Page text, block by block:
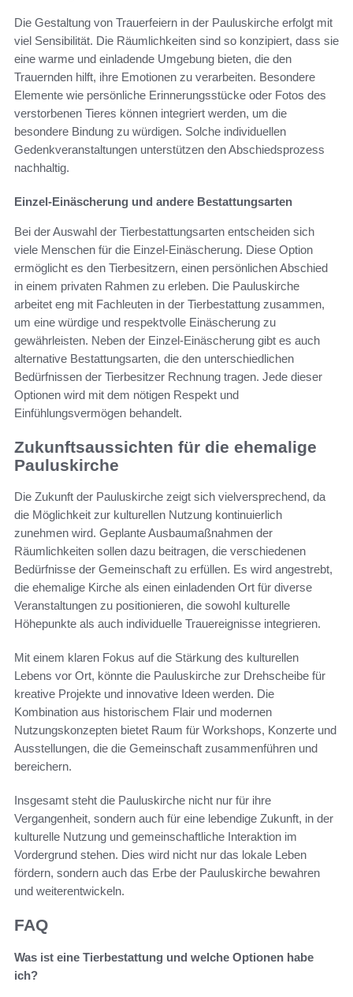
Die Gestaltung von Trauerfeiern in der Pauluskirche erfolgt mit
viel Sensibilität. Die Räumlichkeiten sind so konzipiert, dass sie
eine warme und einladende Umgebung bieten, die den
Trauernden hilft, ihre Emotionen zu verarbeiten. Besondere
Elemente wie persönliche Erinnerungsstücke oder Fotos des
verstorbenen Tieres können integriert werden, um die
besondere Bindung zu würdigen. Solche individuellen
Gedenkveranstaltungen unterstützen den Abschiedsprozess
nachhaltig.
Einzel-Einäscherung und andere Bestattungsarten
Bei der Auswahl der Tierbestattungsarten entscheiden sich
viele Menschen für die Einzel-Einäscherung. Diese Option
ermöglicht es den Tierbesitzern, einen persönlichen Abschied
in einem privaten Rahmen zu erleben. Die Pauluskirche
arbeitet eng mit Fachleuten in der Tierbestattung zusammen,
um eine würdige und respektvolle Einäscherung zu
gewährleisten. Neben der Einzel-Einäscherung gibt es auch
alternative Bestattungsarten, die den unterschiedlichen
Bedürfnissen der Tierbesitzer Rechnung tragen. Jede dieser
Optionen wird mit dem nötigen Respekt und
Einfühlungsvermögen behandelt.
Zukunftsaussichten für die ehemalige
Pauluskirche
Die Zukunft der Pauluskirche zeigt sich vielversprechend, da
die Möglichkeit zur kulturellen Nutzung kontinuierlich
zunehmen wird. Geplante Ausbaumaßnahmen der
Räumlichkeiten sollen dazu beitragen, die verschiedenen
Bedürfnisse der Gemeinschaft zu erfüllen. Es wird angestrebt,
die ehemalige Kirche als einen einladenden Ort für diverse
Veranstaltungen zu positionieren, die sowohl kulturelle
Höhepunkte als auch individuelle Trauereignisse integrieren.
Mit einem klaren Fokus auf die Stärkung des kulturellen
Lebens vor Ort, könnte die Pauluskirche zur Drehscheibe für
kreative Projekte und innovative Ideen werden. Die
Kombination aus historischem Flair und modernen
Nutzungskonzepten bietet Raum für Workshops, Konzerte und
Ausstellungen, die die Gemeinschaft zusammenführen und
bereichern.
Insgesamt steht die Pauluskirche nicht nur für ihre
Vergangenheit, sondern auch für eine lebendige Zukunft, in der
kulturelle Nutzung und gemeinschaftliche Interaktion im
Vordergrund stehen. Dies wird nicht nur das lokale Leben
fördern, sondern auch das Erbe der Pauluskirche bewahren
und weiterentwickeln.
FAQ
Was ist eine Tierbestattung und welche Optionen habe
ich?